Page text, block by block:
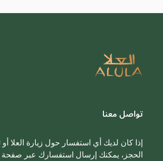
تواصل معنا
إذا كان لديك أي استفسار حول زيارة العلا
الحجز، يمكنك إرسال استفسارك عبر صفحة